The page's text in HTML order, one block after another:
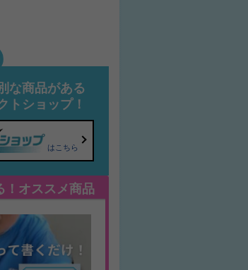
な商品がある
トショップ！
はこちら
！オススメ商品